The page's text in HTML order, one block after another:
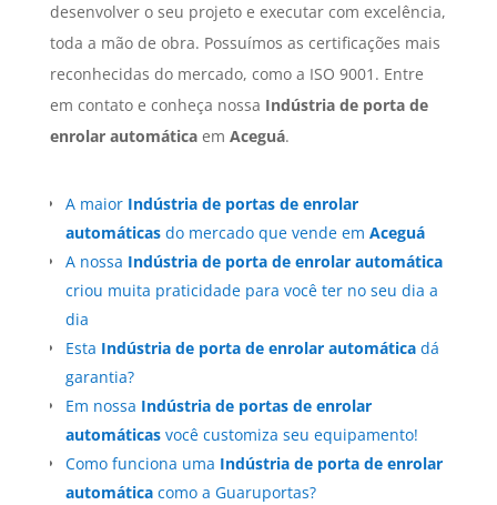
desenvolver o seu projeto e executar com excelência,
toda a mão de obra. Possuímos as certificações mais
reconhecidas do mercado, como a ISO 9001. Entre
em contato e conheça nossa Indústria de porta de
enrolar automáticaem Aceguá.
A maior Indústria de portas de enrolar
automáticasdo mercado que vende em Aceguá
A nossa Indústria de porta de enrolar automática
criou muita praticidade para você ter no seu dia a
dia
Esta Indústria de porta de enrolar automáticadá
garantia?
Em nossa Indústria de portas de enrolar
automáticasvocê customiza seu equipamento!
Como funciona uma Indústria de porta de enrolar
automáticacomo a Guaruportas?